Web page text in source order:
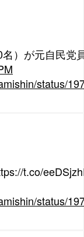
）が元自民党
status/
t.co/
status/